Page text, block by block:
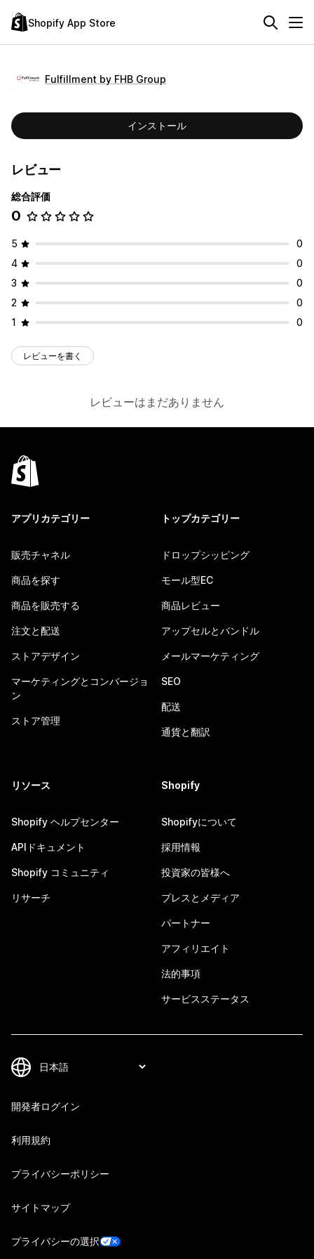
Shopify App Store
Fulfillment by FHB Group
インストール
レビュー
総合評価
0
5
0
4
0
3
0
2
0
1
0
レビューを書く
レビューはまだありません
アプリカテゴリー
販売チャネル
商品を探す
商品を販売する
注文と配送
ストアデザイン
マーケティングとコンバージョ
ン
ストア管理
トップカテゴリー
ドロップシッピング
モール型EC
商品レビュー
アップセルとバンドル
メールマーケティング
SEO
配送
通貨と翻訳
リソース
Shopify ヘルプセンター
APIドキュメント
Shopify コミュニティ
リサーチ
Shopify
Shopifyについて
採用情報
投資家の皆様へ
プレスとメディア
パートナー
アフィリエイト
法的事項
サービスステータス
開発者ログイン
利用規約
プライバシーポリシー
サイトマップ
プライバシーの選択